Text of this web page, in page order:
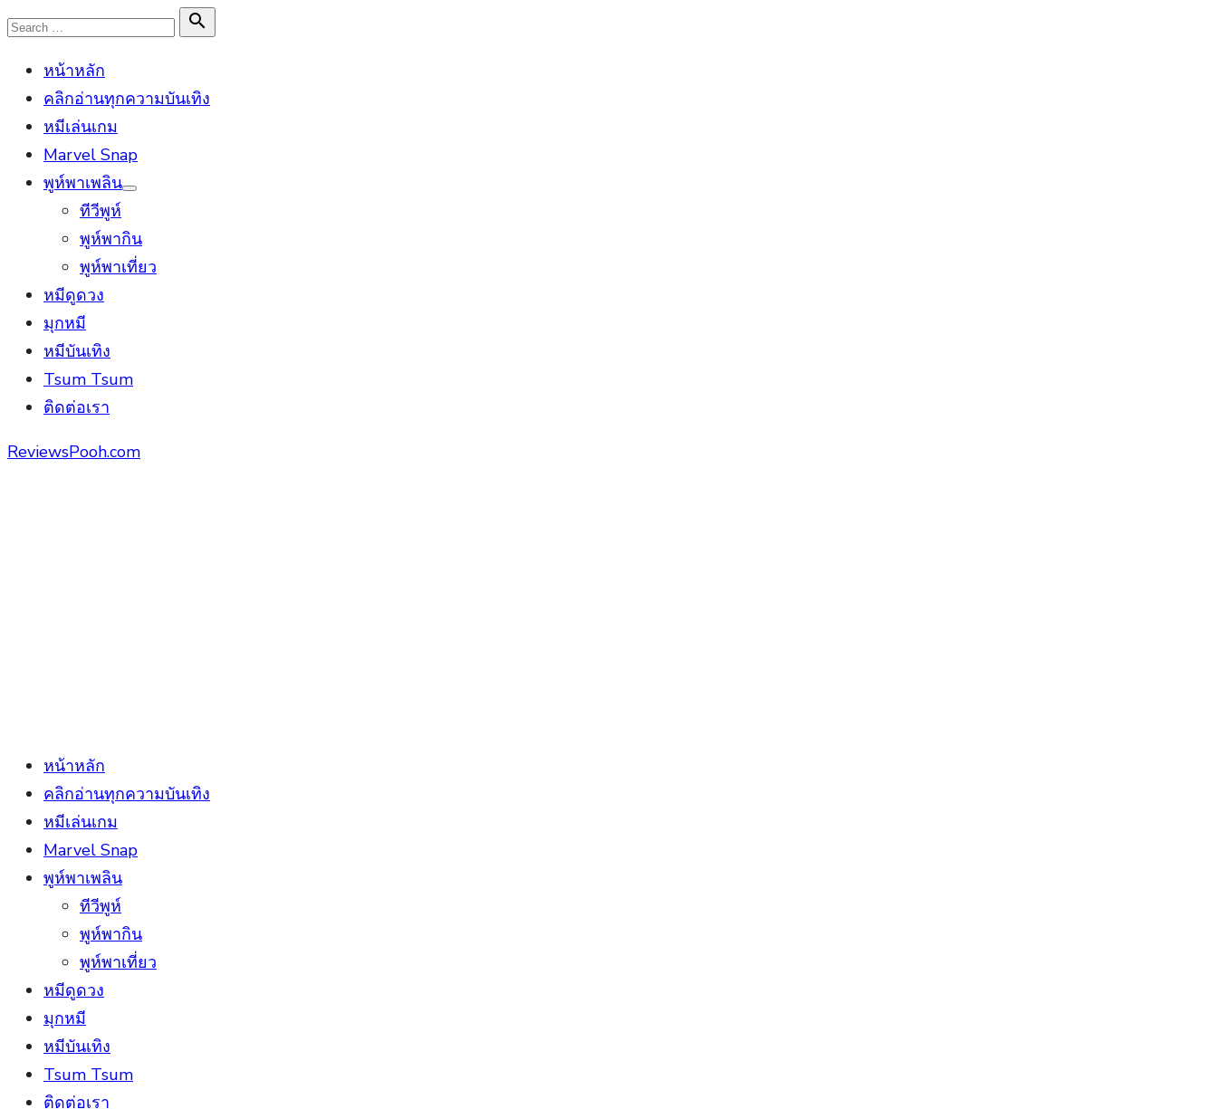
Skip
content
Search

Search
หน้าหลัก
คลิกอ่านทุกความบันเทิง
หมีเล่นเกม
Marvel Snap
พูห์พาเพลิน
Show
ทีวีพูห์
พูห์พากิน
พูห์พาเที่ยว
หมีดูดวง
มุกหมี
หมีบันเทิง
Tsum Tsum
ติดต่อเรา
ReviewsPooh.com
หน้าหลัก
คลิกอ่านทุกความบันเทิง
หมีเล่นเกม
Marvel Snap
พูห์พาเพลิน
ทีวีพูห์
พูห์พากิน
พูห์พาเที่ยว
หมีดูดวง
มุกหมี
หมีบันเทิง
Tsum Tsum
ติดต่อเรา